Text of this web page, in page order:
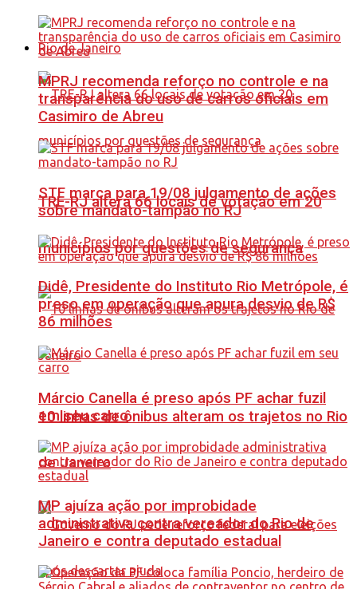
Rio de Janeiro
TRE-RJ altera 66 locais de votação em 20
municípios por questões de segurança
10 linhas de ônibus alteram os trajetos no Rio
de Janeiro
MPRJ recomenda reforço no controle e na
transparência do uso de carros oficiais em
Casimiro de Abreu
STF marca para 19/08 julgamento de ações
sobre mandato-tampão no RJ
Didê, Presidente do Instituto Rio Metrópole, é
preso em operação que apura desvio de R$
86 milhões
Márcio Canella é preso após PF achar fuzil
em seu carro
MP ajuíza ação por improbidade
administrativa contra vereador do Rio de
Janeiro e contra deputado estadual